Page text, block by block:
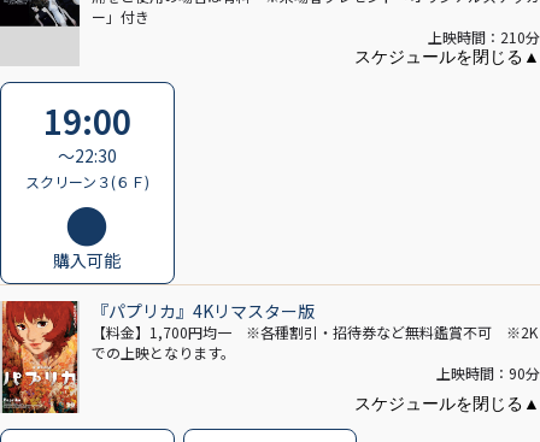
ー」付き
上映時間：210分
19:00
〜22:30
スクリーン３(６Ｆ)
購入可能
『パプリカ』4Kリマスター版
【料金】1,700円均一 ※各種割引・招待券など無料鑑賞不可 ※2K
での上映となります。
上映時間：90分